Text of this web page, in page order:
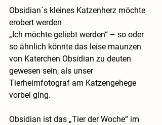
Obsidian´s kleines Katzenherz möchte
erobert werden
„Ich möchte geliebt werden“ – so oder
so ähnlich könnte das leise maunzen
von Katerchen Obsidian zu deuten
gewesen sein, als unser
Tierheimfotograf am Katzengehege
vorbei ging.
Obsidian ist das „Tier der Woche“ im